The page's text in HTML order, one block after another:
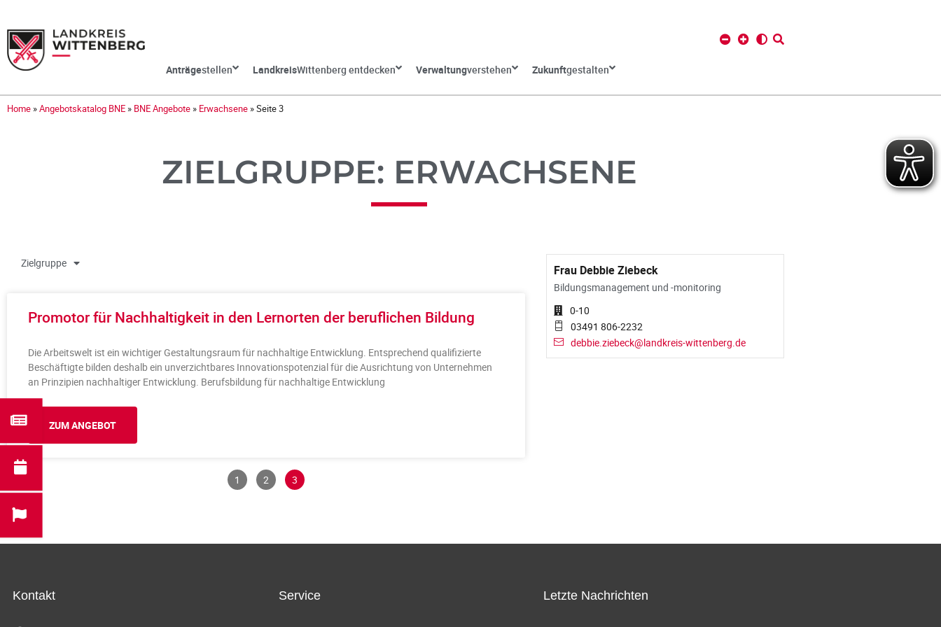
Anträgestellen LandkreisWittenberg entdecken Verwaltungverstehen Zukunftgestalten
Home »Angebotskatalog BNE » BNE Angebote » Erwachsene »Seite 3
ZIELGRUPPE: ERWACHSENE
Zielgruppe
Promotor für Nachhaltigkeit in den Lernorten der beruflichen Bildung
Die Arbeitswelt ist ein wichtiger Gestaltungsraum für nachhaltige Entwicklung. Entsprechend qualifizierte
Beschäftigte bilden deshalb ein unverzichtbares Innovationspotenzial für die Ausrichtung von Unternehmen
an Prinzipien nachhaltiger Entwicklung. Berufsbildung für nachhaltige Entwicklung
ZUM ANGEBOT
1 2 3
Frau Debbie Ziebeck
Bildungsmanagement und -monitoring
0-10
03491 806-2232
debbie.ziebeck@landkreis-wittenberg.de
Kontakt Service Letzte Nachrichten